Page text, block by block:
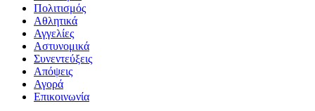
Πολιτισμός
Αθλητικά
Αγγελίες
Αστυνομικά
Συνεντεύξεις
Απόψεις
Αγορά
Επικοινωνία